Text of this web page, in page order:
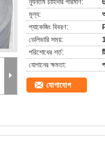
ন্যূনতম চাহিদার পরিমাণ:
মূল্য:
প্যাকেজিং বিবরণ:
ডেলিভারি সময়:
পরিশোধের শর্ত:
যোগানের ক্ষমতা:
যোগাযোগ